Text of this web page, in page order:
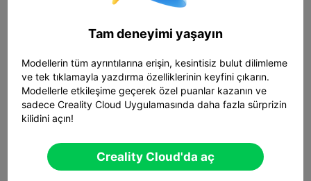
Tam deneyimi yaşayın
Modellerin tüm ayrıntılarına erişin, kesintisiz bulut dilimleme
ve tek tıklamayla yazdırma özelliklerinin keyfini çıkarın.
Modellerle etkileşime geçerek özel puanlar kazanın ve
sadece Creality Cloud Uygulamasında daha fazla sürprizin
kilidini açın!
Creality Cloud'da aç